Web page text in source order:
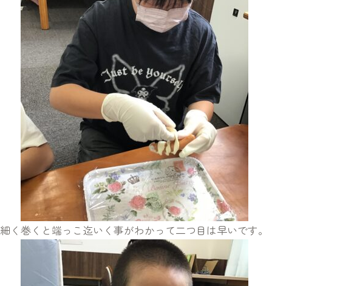
細く巻くと端っこ迄いく事がわかって二つ目は早いです。